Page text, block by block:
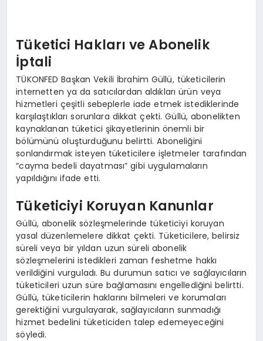
Tüketici Hakları ve Abonelik
İptali
TÜKONFED Başkan Vekili İbrahim Güllü, tüketicilerin
internetten ya da satıcılardan aldıkları ürün veya
hizmetleri çeşitli sebeplerle iade etmek istediklerinde
karşılaştıkları sorunlara dikkat çekti. Güllü, abonelikten
kaynaklanan tüketici şikayetlerinin önemli bir
bölümünü oluşturduğunu belirtti. Aboneliğini
sonlandırmak isteyen tüketicilere işletmeler tarafından
“cayma bedeli dayatması” gibi uygulamaların
yapıldığını ifade etti.
Tüketiciyi Koruyan Kanunlar
Güllü, abonelik sözleşmelerinde tüketiciyi koruyan
yasal düzenlemelere dikkat çekti. Tüketicilere, belirsiz
süreli veya bir yıldan uzun süreli abonelik
sözleşmelerini istedikleri zaman feshetme hakkı
verildiğini vurguladı. Bu durumun satıcı ve sağlayıcıların
tüketicileri uzun süre bağlamasını engellediğini belirtti.
Güllü, tüketicilerin haklarını bilmeleri ve korumaları
gerektiğini vurgulayarak, sağlayıcıların sunmadığı
hizmet bedelini tüketiciden talep edemeyeceğini
söyledi.